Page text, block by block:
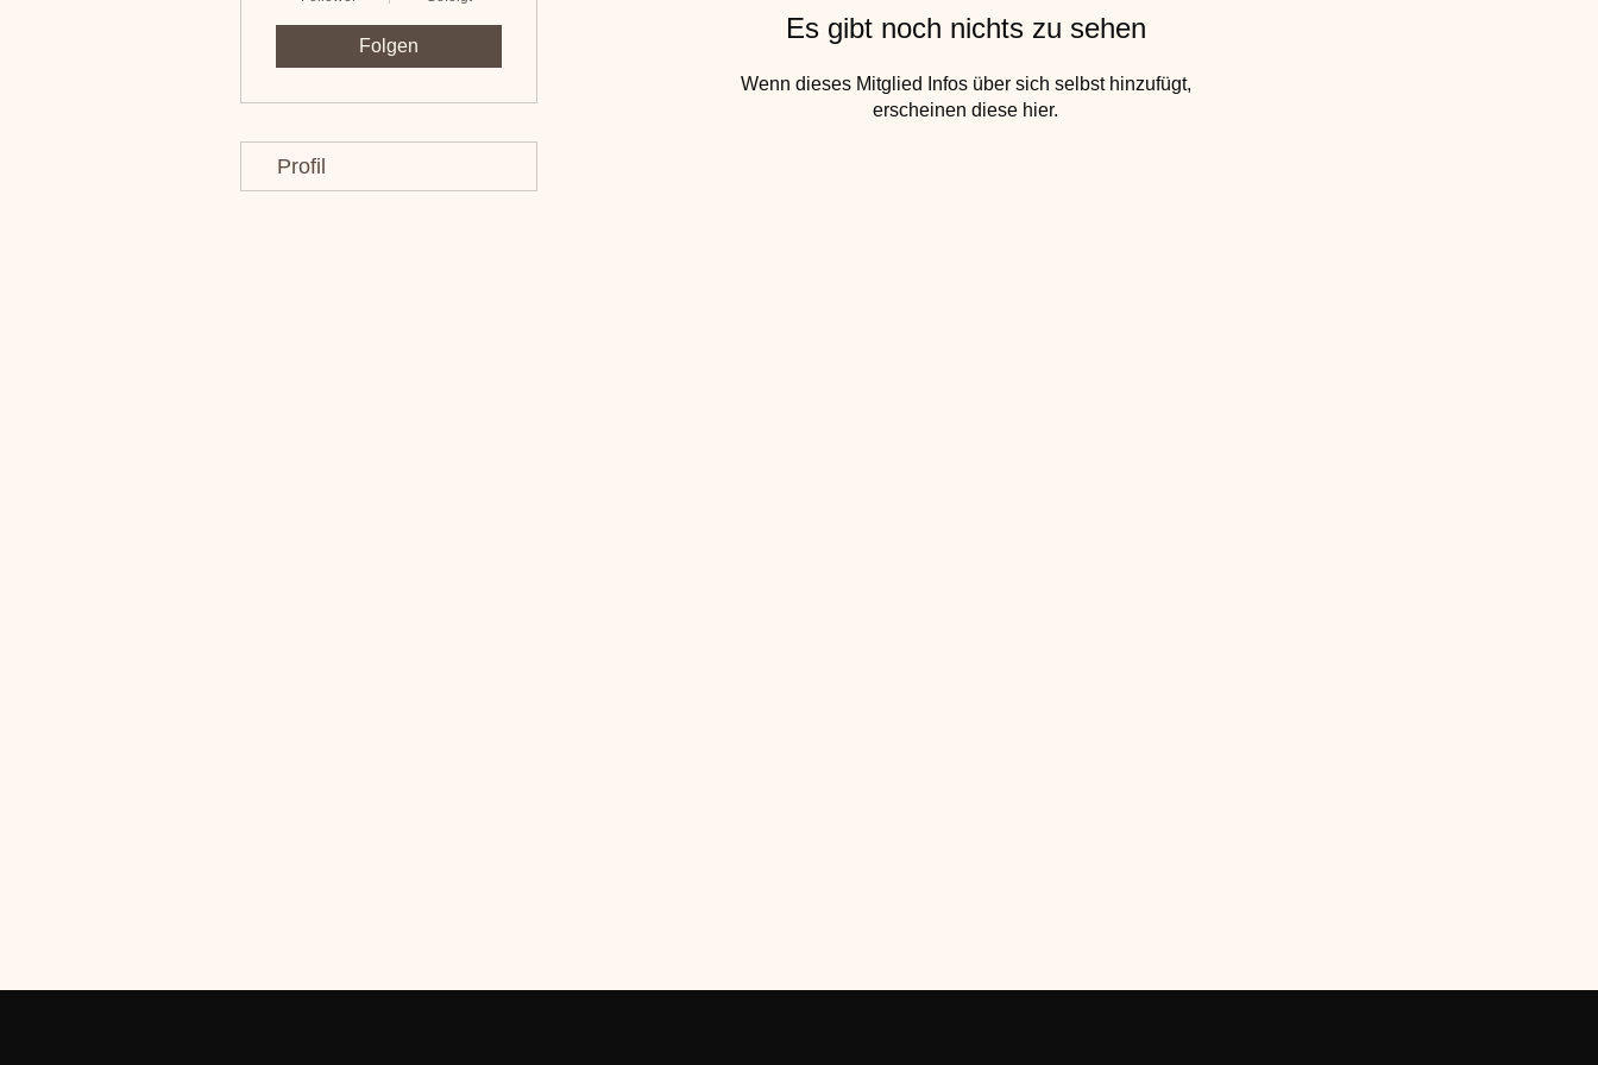
Es gibt noch nichts zu sehen
Wenn dieses Mitglied Infos über sich selbst hinzufügt,
erscheinen diese hier.
Folgen
Profil